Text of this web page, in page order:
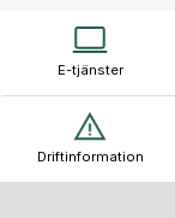
E-tjänster
Driftinformation